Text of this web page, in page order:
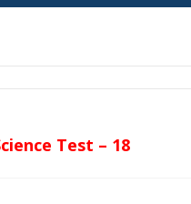
Test – 18